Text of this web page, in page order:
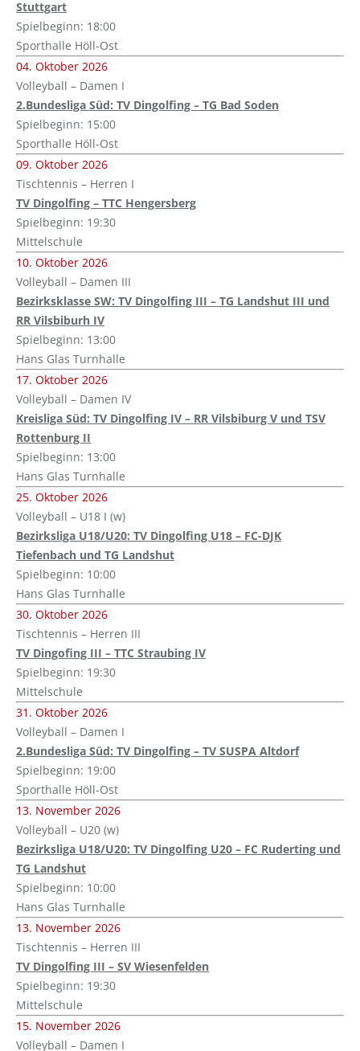
Stuttgart
Spielbeginn: 18:00
Sporthalle Höll-Ost
04. Oktober 2026
Volleyball – Damen I
2.Bundesliga Süd: TV Dingolfing – TG Bad Soden
Spielbeginn: 15:00
Sporthalle Höll-Ost
09. Oktober 2026
Tischtennis – Herren I
TV Dingolfing – TTC Hengersberg
Spielbeginn: 19:30
Mittelschule
10. Oktober 2026
Volleyball – Damen III
Bezirksklasse SW: TV Dingolfing III – TG Landshut III und
RR Vilsbiburh IV
Spielbeginn: 13:00
Hans Glas Turnhalle
17. Oktober 2026
Volleyball – Damen IV
Kreisliga Süd: TV Dingolfing IV – RR Vilsbiburg V und TSV
Rottenburg II
Spielbeginn: 13:00
Hans Glas Turnhalle
25. Oktober 2026
Volleyball – U18 I (w)
Bezirksliga U18/U20: TV Dingolfing U18 – FC-DJK
Tiefenbach und TG Landshut
Spielbeginn: 10:00
Hans Glas Turnhalle
30. Oktober 2026
Tischtennis – Herren III
TV Dingofing III – TTC Straubing IV
Spielbeginn: 19:30
Mittelschule
31. Oktober 2026
Volleyball – Damen I
2.Bundesliga Süd: TV Dingolfing – TV SUSPA Altdorf
Spielbeginn: 19:00
Sporthalle Höll-Ost
13. November 2026
Volleyball – U20 (w)
Bezirksliga U18/U20: TV Dingolfing U20 – FC Ruderting und
TG Landshut
Spielbeginn: 10:00
Hans Glas Turnhalle
13. November 2026
Tischtennis – Herren III
TV Dingolfing III – SV Wiesenfelden
Spielbeginn: 19:30
Mittelschule
15. November 2026
Volleyball – Damen I